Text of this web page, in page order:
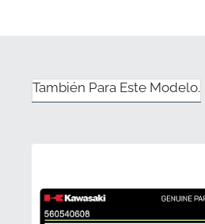
También Para Este Modelo.